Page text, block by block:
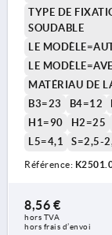
TYPE DE
SOUDABLE
LE
LE
MATÉRIAU DE
B3=23
B4=12
H1=90
H2=25
L5=4,1
S=2,5-
Référence:
8,56 €
hors TVA
hors frais d’envoi